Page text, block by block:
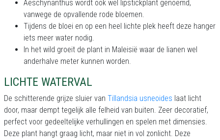
Aeschynanthus wordt ook wel lipstickplant genoemd,
vanwege de opvallende rode bloemen.
Tijdens de bloei en op een heel lichte plek heeft deze hanger
iets meer water nodig.
In het wild groeit de plant in Maleisië waar de lianen wel
anderhalve meter kunnen worden.
LICHTE WATERVAL
De schitterende grijze sluier van Tillandsia usneoides laat licht
door, maar dempt tegelijk alle felheid van buiten. Zeer decoratief,
perfect voor gedeeltelijke verhullingen en spelen met dimensies.
Deze plant hangt graag licht, maar niet in vol zonlicht. Deze